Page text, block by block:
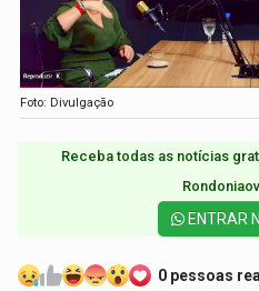
Foto: Divulgação
Receba todas as notícias
ENTRAR
0 pessoas